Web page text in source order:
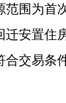
范围为首
迁安置住
合交易条